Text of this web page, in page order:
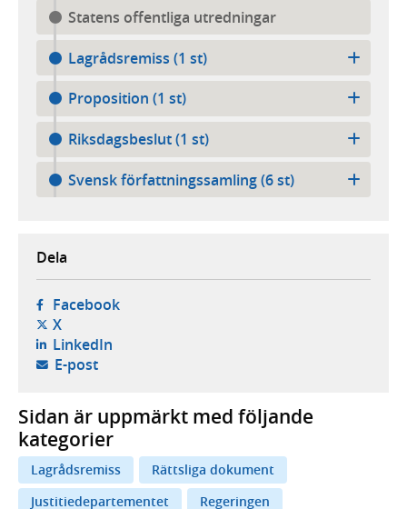
Statens offentliga utredningar
Lagrådsremiss (1 st)
Proposition (1 st)
Riksdagsbeslut (1 st)
Svensk författningssamling (6 st)
Dela
Facebook- öppnas i ny flik, extern webbplats,
X- öppnas i ny flik, extern webbplats,
LinkedIn- öppnas i ny flik, extern webbplats,
E-post- öppnar din e-postklient,
Sidan är uppmärkt med följande
kategorier
Lagrådsremiss
Rättsliga dokument
Justitiedepartementet
Regeringen